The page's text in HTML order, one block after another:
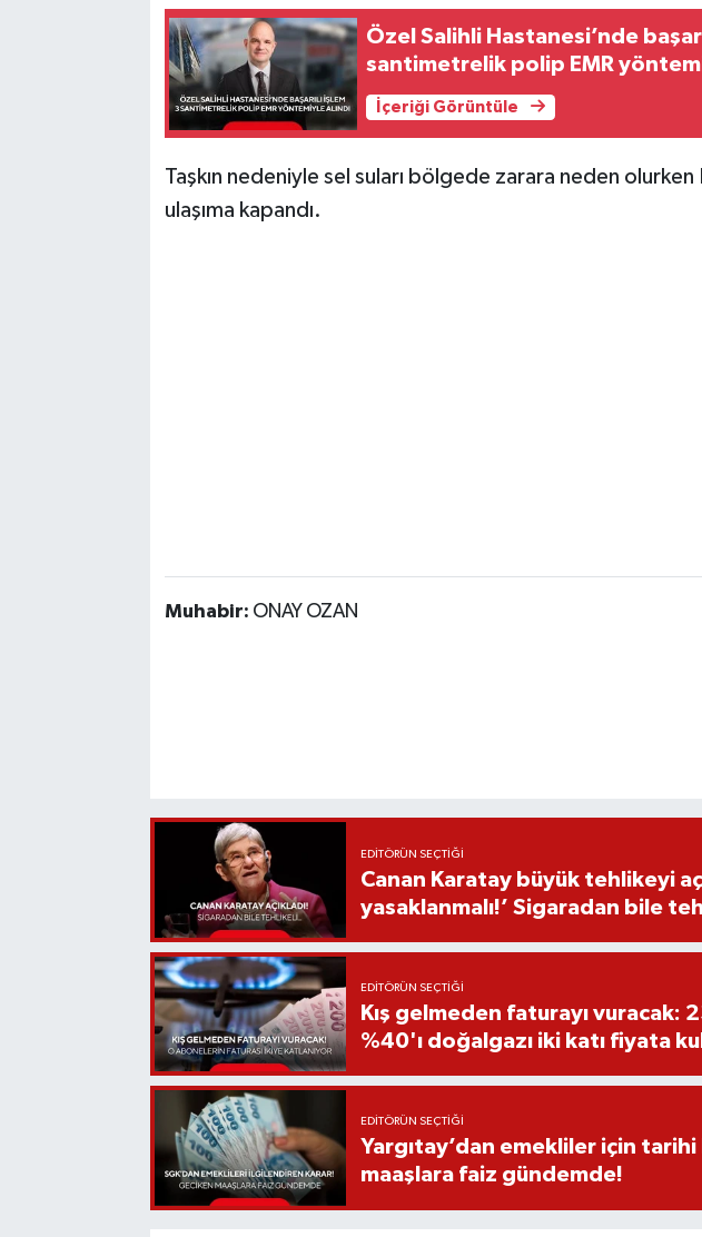
Özel Salihli Hastanesi’nde
santimetrelik polip EMR
İçeriği Görüntüle
Taşkın nedeniyle sel suları bölgede zarara neden
ulaşıma kapandı.
Muhabir: ONAY OZAN
EDITÖRÜN SEÇTIĞI
Canan Karatay büyük tehlikeyi
yasaklanmalı!’ Sigaradan bile
EDITÖRÜN SEÇTIĞI
Kış gelmeden faturayı vuracak:
%40'ı doğalgazı iki katı fiyata
EDITÖRÜN SEÇTIĞI
Yargıtay’dan emekliler için
maaşlara faiz gündemde!